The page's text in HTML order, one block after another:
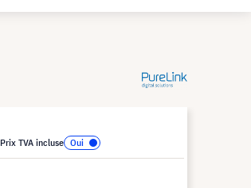
Prix TVA incluse